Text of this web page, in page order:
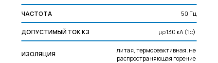
ДОПУСТИМЫЙ ТОК КЗ
ЧАСТОТА
ИЗОЛЯЦИЯ
до 130 кА (1 с)
50 Гц
литая, термореактивная, не
распространяющая горение